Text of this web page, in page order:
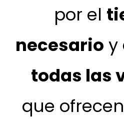
por el
necesario y
todas las
que